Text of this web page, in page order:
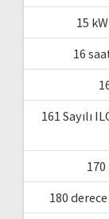
15
16
161 Sayılı
180